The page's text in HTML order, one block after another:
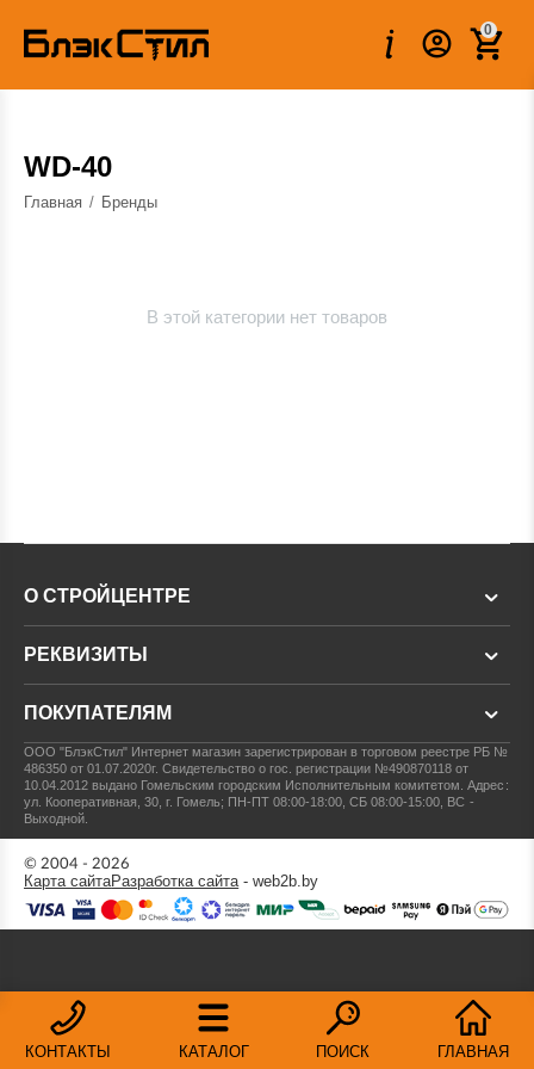
0
WD-40
Главная / Бренды
В этой категории нет товаров
КОНТАКТЫ КАТАЛОГ ПОИСК ГЛАВНАЯ
О СТРОЙЦЕНТРЕ
РЕКВИЗИТЫ
ПОКУПАТЕЛЯМ
ООО "БлэкСтил" Интернет магазин зарегистрирован в торговом реестре РБ №
486350 от 01.07.2020г.Свидетельство о гос. регистрации №490870118 от
10.04.2012 выдано Гомельским городским Исполнительным комитетом.Адрес:
ул. Кооперативная, 30, г. Гомель; ПН-ПТ 08:00-18:00, СБ 08:00-15:00, ВС -
Выходной.
© 2004 - 2026
Карта сайтаРазработка сайта- web2b.by